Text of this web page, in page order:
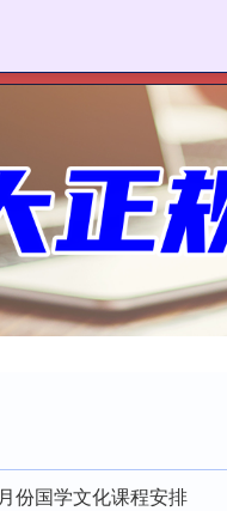
份国学文化课程安排